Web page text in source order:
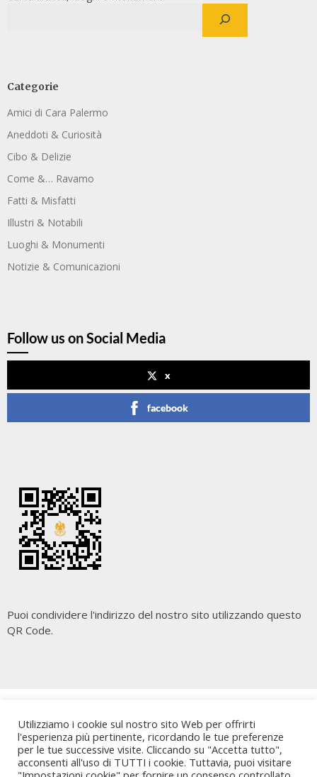
Categorie
Amici di Cara Palermo
Aneddoti & Curiosità
Cibo & Delizie
Come &… Ravamo
Fatti & Misfatti
Illustri & Notabili
Luoghi & Monumenti
Notizie & Comunicazioni
Follow us on Social Media
x
facebook
Puoi condividere l'indirizzo del nostro sito utilizzando questo
QR Code.
Writers Blogily Theme
Utilizziamo i cookie sul nostro sito Web per offrirti
l'esperienza più pertinente, ricordando le tue preferenze
per le tue successive visite. Cliccando su "Accetta tutto",
acconsenti all'uso di TUTTI i cookie. Tuttavia, puoi visitare